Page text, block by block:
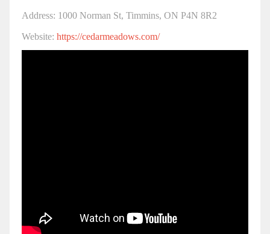
Address: 1000 Norman St, Timmins, ON P4N 8R2
Website: https://cedarmeadows.com/